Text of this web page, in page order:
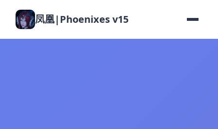
凤凰|Phoenixes v15